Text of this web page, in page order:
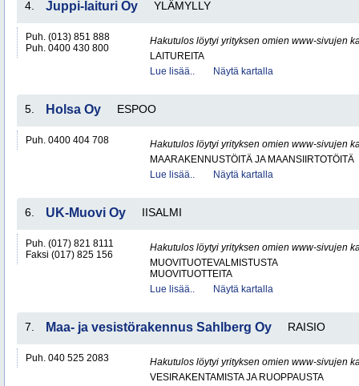
4. Juppi-laituri Oy YLÄMYLLY
Puh. (013) 851 888
Puh. 0400 430 800
Hakutulos löytyi yrityksen omien www-sivujen
LAITUREITA
Lue lisää..
Näytä kartalla
5. Holsa Oy ESPOO
Puh. 0400 404 708
Hakutulos löytyi yrityksen omien www-sivujen
MAARAKENNUSTÖITÄ JA MAANSIIRTOTÖITÄ
Lue lisää..
Näytä kartalla
6. UK-Muovi Oy IISALMI
Puh. (017) 821 8111
Faksi (017) 825 156
Hakutulos löytyi yrityksen omien www-sivujen
MUOVITUOTEVALMISTUSTA
MUOVITUOTTEITA
Lue lisää..
Näytä kartalla
7. Maa- ja vesistörakennus Sahlberg Oy RAISIO
Puh. 040 525 2083
Hakutulos löytyi yrityksen omien www-sivujen
VESIRAKENTAMISTA JA RUOPPAUSTA